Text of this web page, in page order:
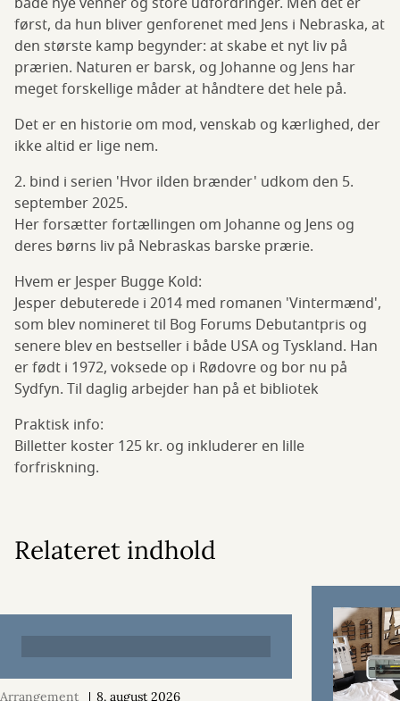
først, da hun bliver genforenet med Jens i Nebraska, at
den største kamp begynder: at skabe et nyt liv på
prærien. Naturen er barsk, og Johanne og Jens har
meget forskellige måder at håndtere det hele på.
Det er en historie om mod, venskab og kærlighed, der
ikke altid er lige nem.
2. bind i serien 'Hvor ilden brænder' udkom den 5.
september 2025.
Her forsætter fortællingen om Johanne og Jens og
deres børns liv på Nebraskas barske prærie.
Hvem er Jesper Bugge Kold:
Jesper debuterede i 2014 med romanen 'Vintermænd',
som blev nomineret til Bog Forums Debutantpris og
senere blev en bestseller i både USA og Tyskland. Han
er født i 1972, voksede op i Rødovre og bor nu på
Sydfyn. Til daglig arbejder han på et bibliotek
Praktisk info:
Billetter koster 125 kr. og inkluderer en lille
forfriskning.
Relateret indhold
Arrangement 8. august 2026